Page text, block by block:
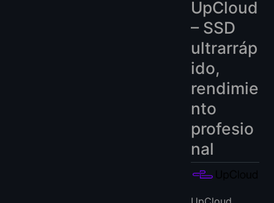
UpCloud
– SSD
ultrarráp
ido,
rendimie
nto
profesio
nal